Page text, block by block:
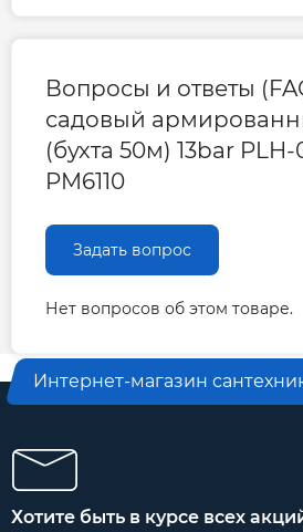
Вопросы и ответы
садовый
(бухта 50м) 13bar PLH-
PM6110
Задать вопрос
Нет вопросов об этом товаре.
Интернет-магазин
Хотите быть в курсе всех